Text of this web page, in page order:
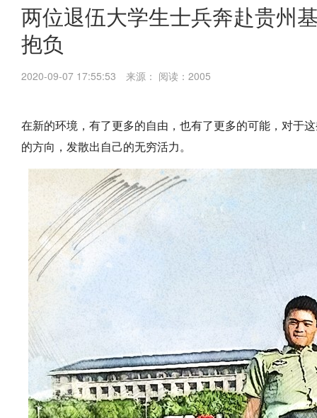
两位退伍大学生士兵奔赴贵州
抱负
2020-09-07 17:55:53 来源： 阅读：2005
在新的环境，有了更多的自由，也有了更多的可能，对于
的方向，发散出自己的无穷活力。